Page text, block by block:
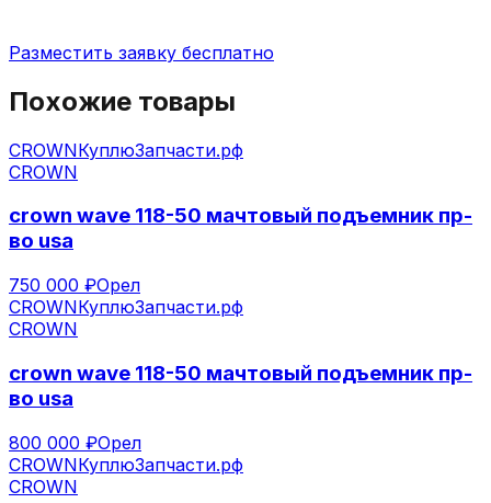
Разместить заявку бесплатно
Похожие товары
CROWNКуплюЗапчасти.рф
CROWN
crown wave 118-50 мачтовый подъемник пр-
во usa
750 000 ₽Орел
CROWNКуплюЗапчасти.рф
CROWN
crown wave 118-50 мачтовый подъемник пр-
во usa
800 000 ₽Орел
CROWNКуплюЗапчасти.рф
CROWN